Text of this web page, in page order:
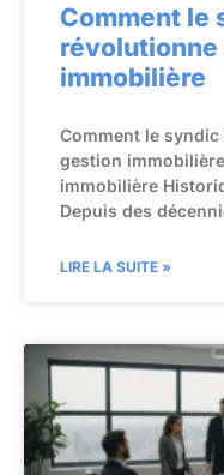
Comment le
révolutionne
immobilière
Comment le
gestion
immobilière
Depuis des
LIRE LA SUITE »